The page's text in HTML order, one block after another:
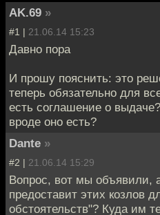
AK.69 »
#1 | 21.06.14 15:23
Давно пора
И прошу пояснить: это
теперь обязательно для
есть соглашение о
вроде оно есть?
Dante »
#2 | 21.06.14 15:29
Вопрос, вот мы объявили,
предоставит этих козлов
обстоятельств"? Куда им